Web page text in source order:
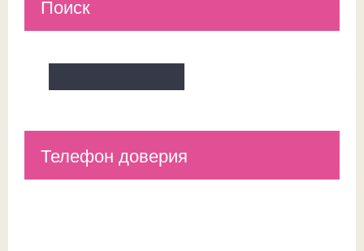
Поиск
Телефон доверия